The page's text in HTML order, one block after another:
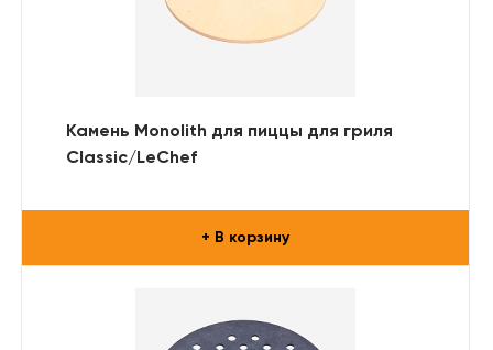
Камень Monolith для пиццы для гриля
Classic/LeChef
+ В корзину